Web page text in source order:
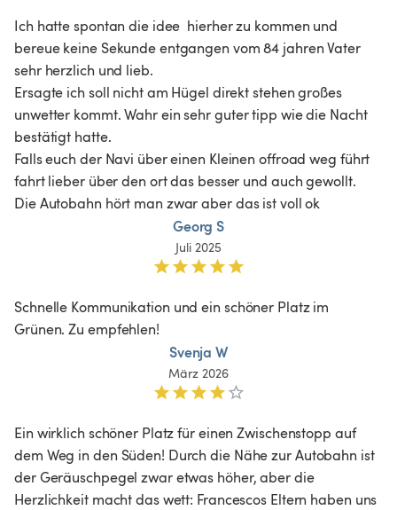
Ich hatte spontan die idee  hierher zu kommen und
bereue keine Sekunde entgangen vom 84 jahren Vater
sehr herzlich und lieb.
Ersagte ich soll nicht am Hügel direkt stehen großes
unwetter kommt. Wahr ein sehr guter tipp wie die Nacht
bestätigt hatte.
Falls euch der Navi über einen Kleinen offroad weg führt
fahrt lieber über den ort das besser und auch gewollt.
Die Autobahn hört man zwar aber das ist voll ok
Georg S
Juli 2025
Schnelle Kommunikation und ein schöner Platz im
Grünen. Zu empfehlen!
Svenja W
März 2026
Ein wirklich schöner Platz für einen Zwischenstopp auf
dem Weg in den Süden! Durch die Nähe zur Autobahn ist
der Geräuschpegel zwar etwas höher, aber die
Herzlichkeit macht das wett: Francescos Eltern haben uns